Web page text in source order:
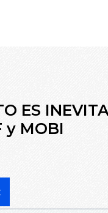
ES
y MOBI